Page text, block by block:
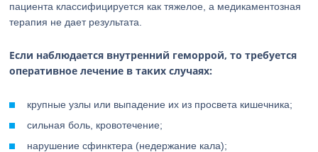
пациента классифицируется как тяжелое, а медикаментозная
терапия не дает результата.
Если наблюдается внутренний геморрой, то требуется
оперативное лечение в таких случаях:
крупные узлы или выпадение их из просвета кишечника;
сильная боль, кровотечение;
нарушение сфинктера (недержание кала);